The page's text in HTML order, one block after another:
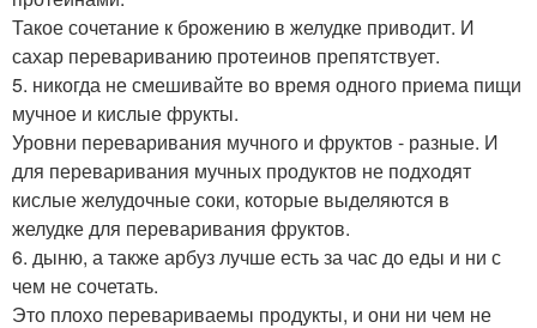
Такое сочетание к брожению в желудке приводит. И
сахар перевариванию протеинов препятствует.
5. никогда не смешивайте во время одного приема пищи
мучное и кислые фрукты.
Уровни переваривания мучного и фруктов - разные. И
для переваривания мучных продуктов не подходят
кислые желудочные соки, которые выделяются в
желудке для переваривания фруктов.
6. дыню, а также арбуз лучше есть за час до еды и ни с
чем не сочетать.
Это плохо перевариваемы продукты, и они ни чем не